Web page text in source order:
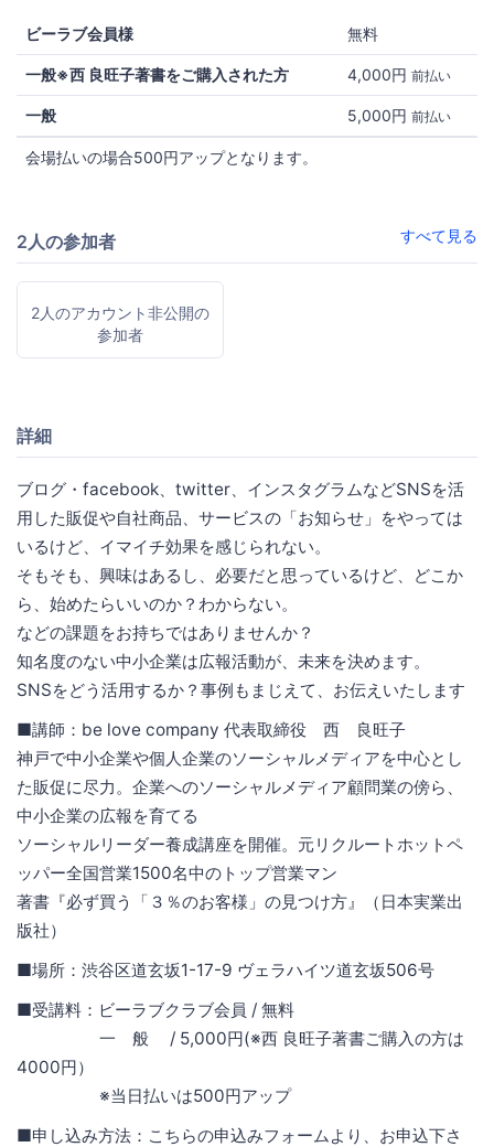
ビーラブ会員様 無料
一般※西 良旺子著書をご購入された方 4,000円 前払い
一般 5,000円 前払い
会場払いの場合500円アップとなります。
2人の参加者 すべて見る
2人のアカウント非公開の
参加者
詳細
ブログ・facebook、twitter、インスタグラムなどSNSを活
用した販促や自社商品、サービスの「お知らせ」をやっては
いるけど、イマイチ効果を感じられない。
そもそも、興味はあるし、必要だと思っているけど、どこか
ら、始めたらいいのか？わからない。
などの課題をお持ちではありませんか？
知名度のない中小企業は広報活動が、未来を決めます。
SNSをどう活用するか？事例もまじえて、お伝えいたします
■講師：be love company 代表取締役 西 良旺子
神戸で中小企業や個人企業のソーシャルメディアを中心とし
た販促に尽力。企業へのソーシャルメディア顧問業の傍ら、
中小企業の広報を育てる
ソーシャルリーダー養成講座を開催。元リクルートホットペ
ッパー全国営業1500名中のトップ営業マン
著書『必ず買う「３％のお客様」の見つけ方』（日本実業出
版社）
■場所：渋谷区道玄坂1-17-9 ヴェラハイツ道玄坂506号
■受講料：ビーラブクラブ会員 / 無料
一 般 / 5,000円(※西 良旺子著書ご購入の方は
4000円）
※当日払いは500円アップ
■申し込み方法：こちらの申込みフォームより、お申込下さ